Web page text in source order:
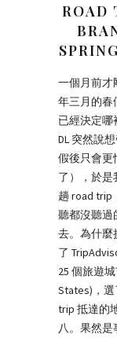
ROAD
一個月前才
年三月的春
已經決定哪
DL 突然說
假後只會更
了），於是
趟 road trip
聽都沒聽過
去。為什麼
了
25 個旅遊
States)，
trip 抵達的
八。果然